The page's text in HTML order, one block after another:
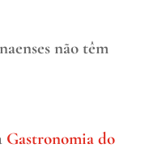
não têm
Gastronomia do